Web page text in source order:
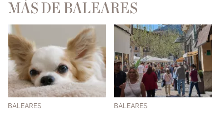
MÁS DE BALEARES
BALEARES BALEARES